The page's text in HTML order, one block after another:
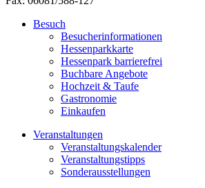
Besuch
Besucherinformationen
Hessenparkkarte
Hessenpark barrierefrei
Buchbare Angebote
Hochzeit & Taufe
Gastronomie
Einkaufen
Veranstaltungen
Veranstaltungskalender
Veranstaltungstipps
Sonderausstellungen